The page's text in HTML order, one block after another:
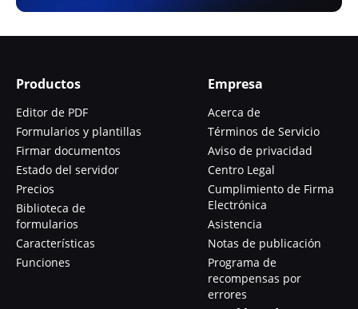
Productos
Editor de PDF
Formularios y plantillas
Firmar documentos
Estado del servidor
Precios
Biblioteca de
formularios
Características
Funciones
Empresa
Acerca de
Términos de Servicio
Aviso de privacidad
Centro Legal
Cumplimiento de Firma
Electrónica
Asistencia
Notas de publicación
Programa de
recompensas por
errores